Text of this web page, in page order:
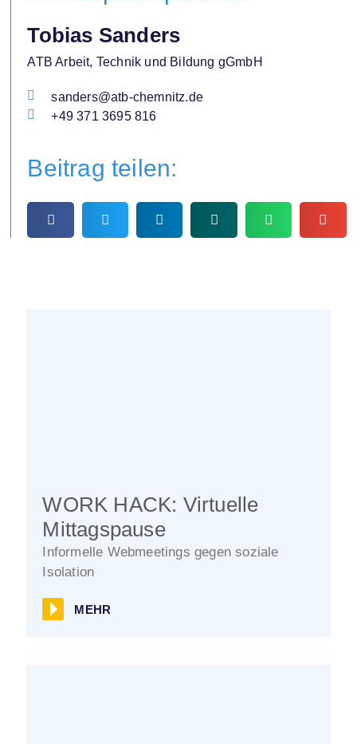
Tobias Sanders
ATB Arbeit, Technik und Bildung gGmbH
sanders@atb-chemnitz.de
+49 371 3695 816
Beitrag teilen:
WORK HACK: Virtuelle
Mittagspause
Informelle Webmeetings gegen soziale
Isolation
MEHR